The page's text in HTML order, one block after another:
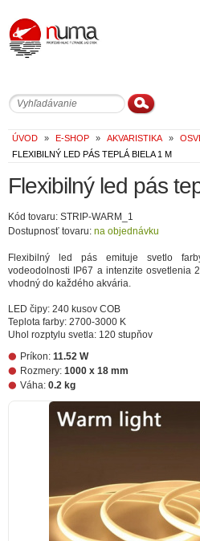
ÚVOD » E-SHOP » AKVARISTIKA »
FLEXIBILNÝ LED PÁS TEPLÁ BIELA 1 M
Flexibilný led pás
Kód tovaru: STRIP-WARM_1
Dostupnosť tovaru: na objednávku
Flexibilný led pás emituje svetlo
vodeodolnosti IP67 a intenzite osvetlenia
vhodný do každého akvária.
LED čipy: 240 kusov COB
Teplota farby: 2700-3000 K
Uhol rozptylu svetla: 120 stupňov
Príkon: 11.52 W
Rozmery: 1000 x 18 mm
Váha: 0.2 kg